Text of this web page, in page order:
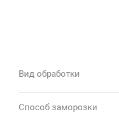
Вид обработки
Способ заморозки